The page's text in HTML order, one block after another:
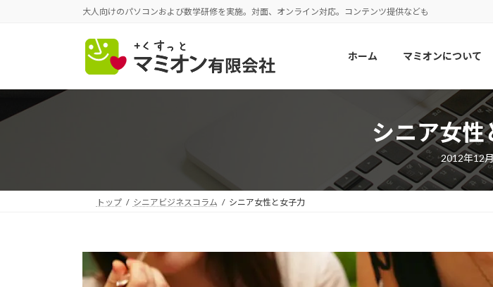
へ
キ
ョ
に
大人向けのパソコンおよび数学研修を実施。対面、オンライン対応。コンテンツ提供なども
ホーム マミオンについて
シニア女性
2012年12
トップ シニアビジネスコラム シニア女性と女子力